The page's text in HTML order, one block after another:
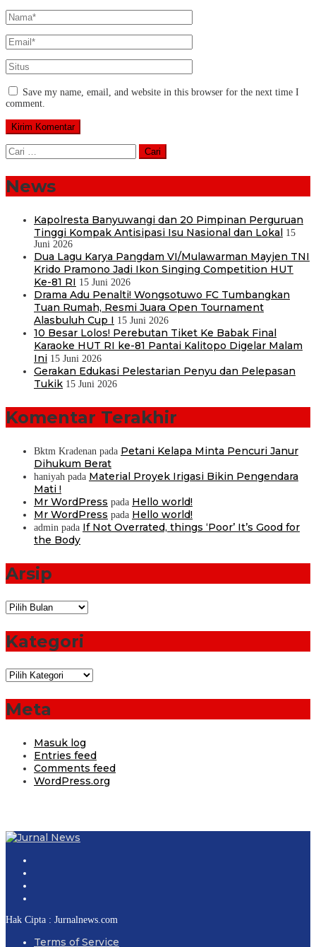
Save my name, email, and website in this browser for the next time I
comment.
Cari
untuk:
News
Kapolresta Banyuwangi dan 20 Pimpinan Perguruan
Tinggi Kompak Antisipasi Isu Nasional dan Lokal 15
Juni 2026
Dua Lagu Karya Pangdam VI/Mulawarman Mayjen TNI
Krido Pramono Jadi Ikon Singing Competition HUT
Ke-81 RI 15 Juni 2026
Drama Adu Penalti! Wongsotuwo FC Tumbangkan
Tuan Rumah, Resmi Juara Open Tournament
Alasbuluh Cup I 15 Juni 2026
10 Besar Lolos! Perebutan Tiket Ke Babak Final
Karaoke HUT RI ke-81 Pantai Kalitopo Digelar Malam
Ini 15 Juni 2026
Gerakan Edukasi Pelestarian Penyu dan Pelepasan
Tukik 15 Juni 2026
Komentar Terakhir
Bktm Kradenan pada Petani Kelapa Minta Pencuri Janur
Dihukum Berat
haniyah pada Material Proyek Irigasi Bikin Pengendara
Mati !
Mr WordPress pada Hello world!
Mr WordPress pada Hello world!
admin pada If Not Overrated, things ‘Poor’ It’s Good for
the Body
Arsip
Arsip
Kategori
Kategori
Meta
Masuk log
Entries feed
Comments feed
WordPress.org
Hak Cipta : Jurnalnews.com
Terms of Service